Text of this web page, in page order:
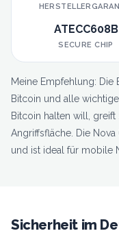
ATECC608B
SECURE CHIP
Meine Empfehlung: Die
Bitcoin und alle
Bitcoin halten will,
Angriffsfläche. Die
und ist ideal für mobile
Sicherheit im